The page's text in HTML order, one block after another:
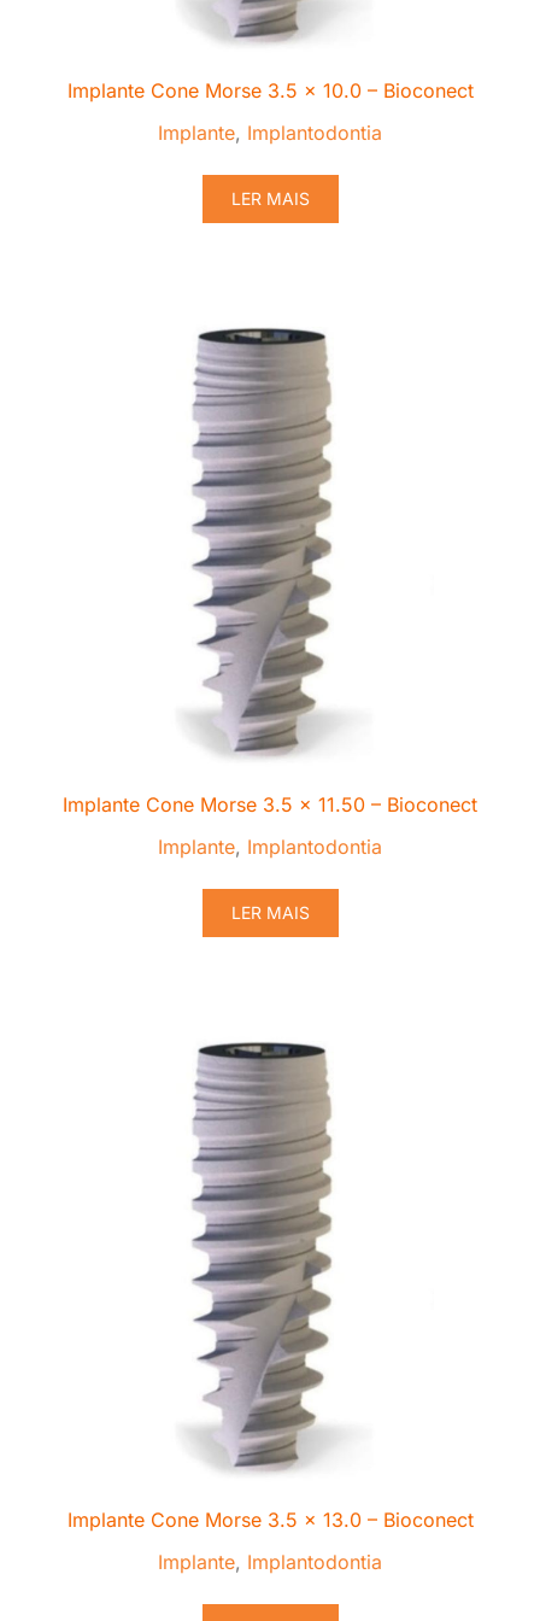
Implante Cone Morse 3.5 x 10.0 – Bioconect
Implante, Implantodontia
LER MAIS
Implante Cone Morse 3.5 x 11.50 – Bioconect
Implante, Implantodontia
LER MAIS
Implante Cone Morse 3.5 x 13.0 – Bioconect
Implante, Implantodontia